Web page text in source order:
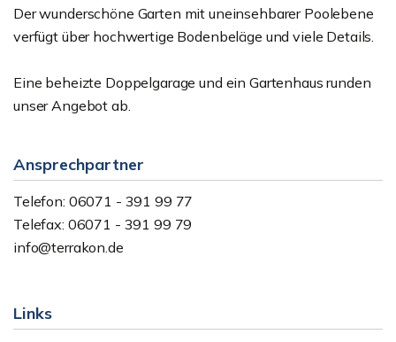
Der wunderschöne Garten mit uneinsehbarer Poolebene
verfügt über hochwertige Bodenbeläge und viele Details.
Eine beheizte Doppelgarage und ein Gartenhaus runden
unser Angebot ab.
Ansprechpartner
Telefon: 06071 - 391 99 77
Telefax: 06071 - 391 99 79
info@terrakon.de
Links